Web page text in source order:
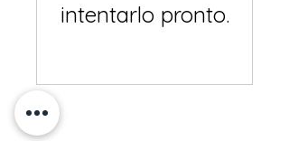
intentarlo pronto.